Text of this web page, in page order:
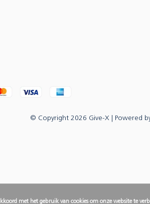
© Copyright 2026 Give-X | Powered
met het gebruik van cookies om onze website te